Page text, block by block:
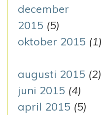
december
2015 (5)
oktober 2015 (1)
augusti 2015 (2)
juni 2015 (4)
april 2015 (5)